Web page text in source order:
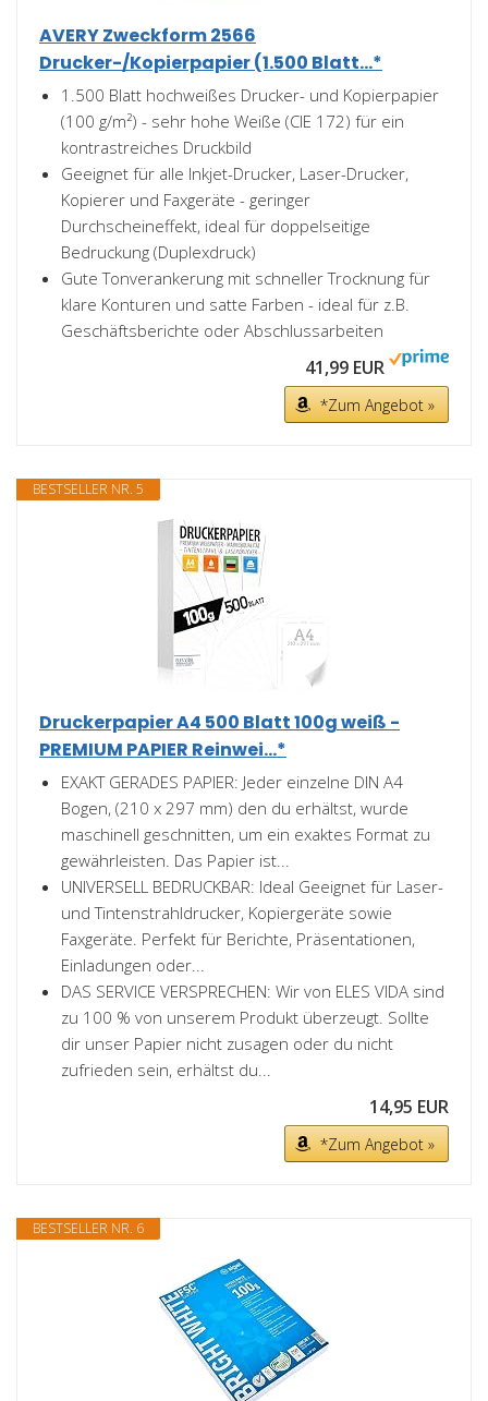
AVERY Zweckform 2566
Drucker-/Kopierpapier (1.500 Blatt...*
1.500 Blatt hochweißes Drucker- und Kopierpapier
(100 g/m²) - sehr hohe Weiße (CIE 172) für ein
kontrastreiches Druckbild
Geeignet für alle Inkjet-Drucker, Laser-Drucker,
Kopierer und Faxgeräte - geringer
Durchscheineffekt, ideal für doppelseitige
Bedruckung (Duplexdruck)
Gute Tonverankerung mit schneller Trocknung für
klare Konturen und satte Farben - ideal für z.B.
Geschäftsberichte oder Abschlussarbeiten
41,99 EUR
*Zum Angebot »
BESTSELLER NR. 5
Druckerpapier A4 500 Blatt 100g weiß -
PREMIUM PAPIER Reinwei...*
EXAKT GERADES PAPIER: Jeder einzelne DIN A4
Bogen, (210 x 297 mm) den du erhältst, wurde
maschinell geschnitten, um ein exaktes Format zu
gewährleisten. Das Papier ist...
UNIVERSELL BEDRUCKBAR: Ideal Geeignet für Laser-
und Tintenstrahldrucker, Kopiergeräte sowie
Faxgeräte. Perfekt für Berichte, Präsentationen,
Einladungen oder...
DAS SERVICE VERSPRECHEN: Wir von ELES VIDA sind
zu 100 % von unserem Produkt überzeugt. Sollte
dir unser Papier nicht zusagen oder du nicht
zufrieden sein, erhältst du...
14,95 EUR
*Zum Angebot »
BESTSELLER NR. 6